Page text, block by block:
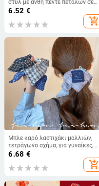
στυλ με άνθη πέντε πετάλων σε
απόχρωση scallion-powder και
6.52 €
add_shopping_cart
Μπλε καρό λαστιχάκι μαλλιών,
τετράγωνο σχήμα, για γυναίκες,
2026 νέα μόδα, υψηλή
6.68 €
add_shopping_cart